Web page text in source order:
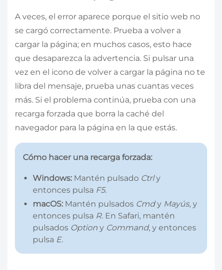
A veces, el error aparece porque el sitio web no
se cargó correctamente. Prueba a volver a
cargar la página; en muchos casos, esto hace
que desaparezca la advertencia. Si pulsar una
vez en el icono de volver a cargar la página no te
libra del mensaje, prueba unas cuantas veces
más. Si el problema continúa, prueba con una
recarga forzada que borra la caché del
navegador para la página en la que estás.
Cómo hacer una recarga forzada:
Windows: Mantén pulsado Ctrly
entonces pulsa F5.
macOS: Mantén pulsados Cmdy Mayús, y
entonces pulsa R. En Safari, mantén
pulsados Option y Command, y entonces
pulsa E.